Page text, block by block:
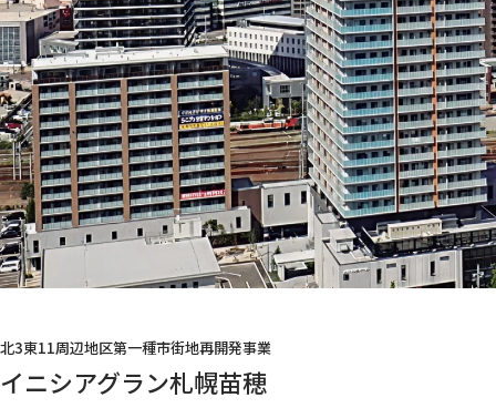
北3東11周辺地区第一種市街地再開発事業
イニシアグラン札幌苗穂